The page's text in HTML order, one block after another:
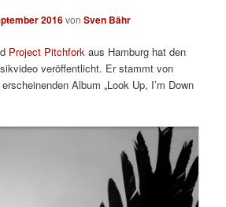
2016vonSven Bähr
Project Pitchfork aus Hamburg hat den
veröffentlicht. Er stammt von
Album „Look Up, I’m Down